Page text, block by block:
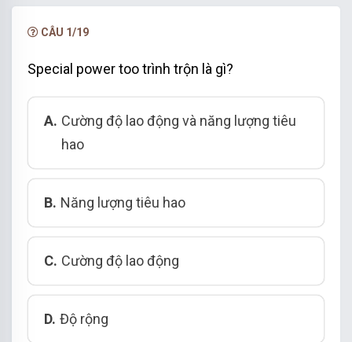
CÂU 1/19
Special power too trình trộn là gì?
A. Cường độ lao động và năng lượng tiêu
hao
B. Năng lượng tiêu hao
C. Cường độ lao động
D. Độ rộng